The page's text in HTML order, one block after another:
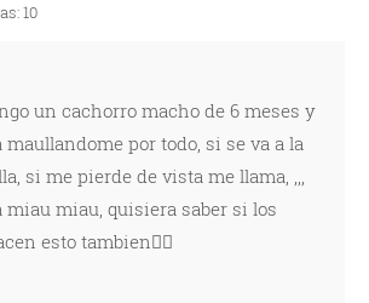
10
un cachorro macho de 6 meses y
maullandome por todo, si se va a la
si me pierde de vista me llama, ,,,
miau miau, quisiera saber si los
esto tambien🐱‍👓